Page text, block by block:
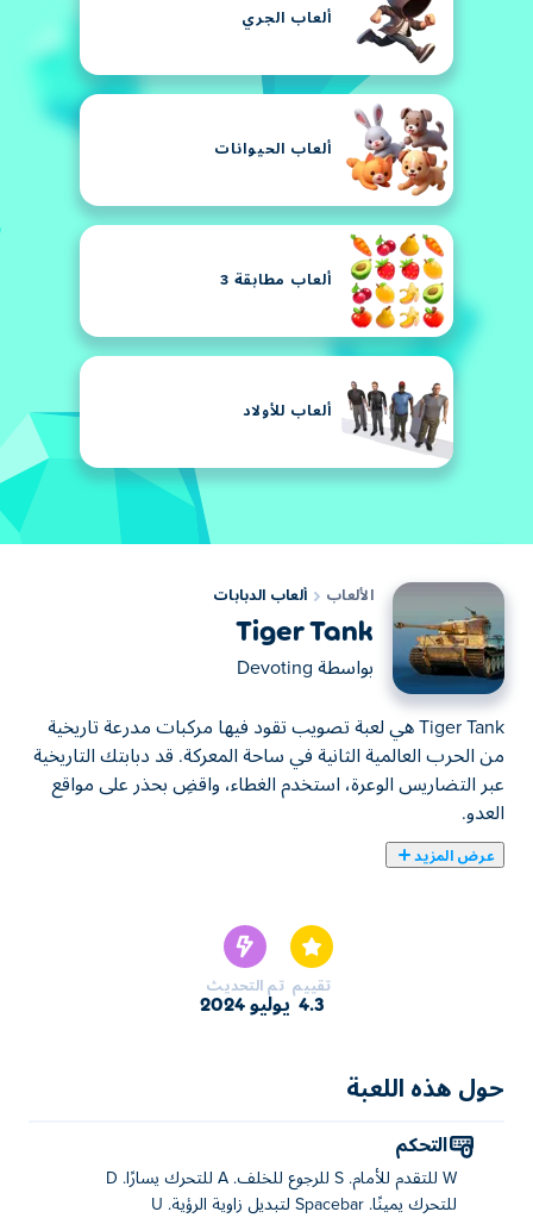
ألعاب الجري
ألعاب الحيوانات
ألعاب مطابقة 3
ألعاب للأولاد
الألعاب ألعاب الدبابات
Tiger Tank
بواسطة Devoting
Tiger Tank هي لعبة تصويب تقود فيها مركبات مدرعة تاريخية
من الحرب العالمية الثانية في ساحة المعركة. قد دبابتك التاريخية
عبر التضاريس الوعرة، استخدم الغطاء، واقضِ بحذر على مواقع
العدو.
عرض المزيد
مع زملائك في الفريق، وقم بالضرب في اللحظة المناسبة. اختر
من بين نماذج الدبابات التاريخية الشهيرة، بما في ذلك الدبابات
الخفيفة ومدمرات الدبابات والدبابات المتوسطة والدبابات
المعركة؟
كيف تلعب دبابة النمر؟
ث : المضي قدما
تقييم
4.3
تم التحديث
يوليو 2024
حول هذه اللعبة
التحكم
W للتقدم للأمام. S للرجوع للخلف. A للتحرك يسارًا. D
للتحرك يمينًا. Spacebar لتبديل زاوية الرؤية. U